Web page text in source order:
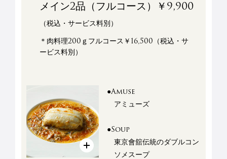
メイン2品（フルコース）￥9,900
（税込・サービス料別）
＊肉料理200ｇフルコース￥16,500（税込・サ
ービス料別）
●Amuse
アミューズ
●Soup
東京會舘伝統のダブルコン
ソメスープ